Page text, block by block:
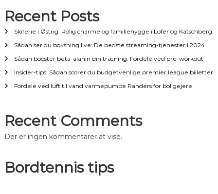
g
s
n
a
i
g
a
Recent Posts
Skiferie i Østrig: Rolig charme og familiehygge i Lofer og Katschberg
Sådan ser du boksning live: De bedste streaming-tjenester i 2024
Sådan booster beta-alanin din træning: Fordele ved pre-workout
Insider-tips: Sådan scorer du budgetvenlige premier league billetter
Fordele ved luft til vand varmepumpe Randers for boligejere
Recent Comments
Der er ingen kommentarer at vise.
Bordtennis tips